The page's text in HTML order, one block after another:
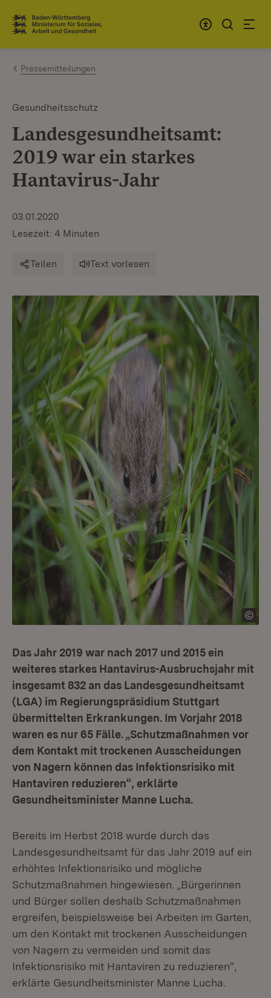
Zum Inhalt springen
Link zur Startseite
Pressemitteilungen
Gesundheitsschutz
Landesgesundheitsamt:
2019 war ein starkes
Hantavirus-Jahr
03.01.2020
Lesezeit: 4 Minuten
Teilen Text vorlesen
Das Jahr 2019 war nach 2017 und 2015 ein
weiteres starkes Hantavirus-Ausbruchsjahr mit
insgesamt 832 an das Landesgesundheitsamt
(LGA) im Regierungspräsidium Stuttgart
übermittelten Erkrankungen. Im Vorjahr 2018
waren es nur 65 Fälle. „Schutzmaßnahmen vor
dem Kontakt mit trockenen Ausscheidungen
von Nagern können das Infektionsrisiko mit
Hantaviren reduzieren“, erklärte
Gesundheitsminister Manne Lucha.
Bereits im Herbst 2018 wurde durch das
Landesgesundheitsamt für das Jahr 2019 auf ein
erhöhtes Infektionsrisiko und mögliche
Schutzmaßnahmen hingewiesen. „Bürgerinnen
und Bürger sollen deshalb Schutzmaßnahmen
ergreifen, beispielsweise bei Arbeiten im Garten,
um den Kontakt mit trockenen Ausscheidungen
von Nagern zu vermeiden und somit das
Infektionsrisiko mit Hantaviren zu reduzieren“,
erklärte Gesundheitsminister Manne Lucha.